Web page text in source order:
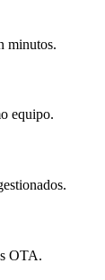
minutos.
equipo.
OTA.